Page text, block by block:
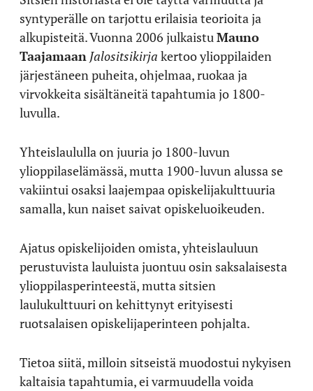
syntyperälle on tarjottu erilaisia teorioita ja
alkupisteitä. Vuonna 2006 julkaistuMauno
Taajamaan Jalositsikirja kertoo ylioppilaiden
järjestäneen puheita, ohjelmaa, ruokaa ja
virvokkeita sisältäneitä tapahtumia jo 1800-
luvulla.
Yhteislaululla on juuria jo 1800-luvun
ylioppilaselämässä, mutta 1900-luvun alussa se
vakiintui osaksi laajempaa opiskelijakulttuuria
samalla, kun naiset saivat opiskeluoikeuden.
Ajatus opiskelijoiden omista, yhteislauluun
perustuvista lauluista juontuu osin saksalaisesta
ylioppilasperinteestä, mutta sitsien
laulukulttuuri on kehittynyt erityisesti
ruotsalaisen opiskelijaperinteen pohjalta.
Tietoa siitä, milloin sitseistä muodostui nykyisen
kaltaisia tapahtumia, ei varmuudella voida